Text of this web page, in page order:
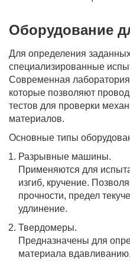
Оборудование
Для определения
специализированные
Современная
которые позволяют
тестов для проверки
материалов.
Основные типы
Разрывные машины.
Применяются для
изгиб, кручение.
прочности, предел
удлинение.
Твердомеры.
Предназначены для
материала